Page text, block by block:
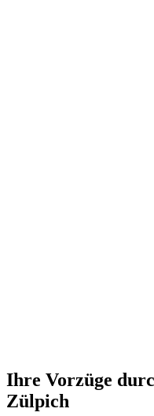
Ihre Vorzüge
Zülpich